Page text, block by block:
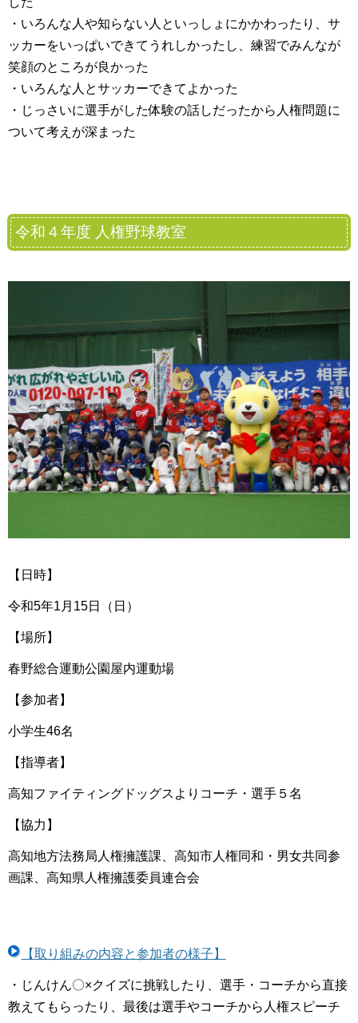
・いろんな人や知らない人といっしょにかかわったり、サ
ッカーをいっぱいできてうれしかったし、練習でみんなが
笑顔のところが良かった
・いろんな人とサッカーできてよかった
・じっさいに選手がした体験の話しだったから人権問題に
ついて考えが深まった
令和４年度 人権野球教室
【日時】
令和5年1月15日（日）
【場所】
春野総合運動公園屋内運動場
【参加者】
小学生46名
【指導者】
高知ファイティングドッグスよりコーチ・選手５名
【協力】
高知地方法務局人権擁護課、高知市人権同和・男女共同参
画課、高知県人権擁護委員連合会
【取り組みの内容と参加者の様子】
・じんけん〇×クイズに挑戦したり、選手・コーチから直接
教えてもらったり、最後は選手やコーチから人権スピーチ